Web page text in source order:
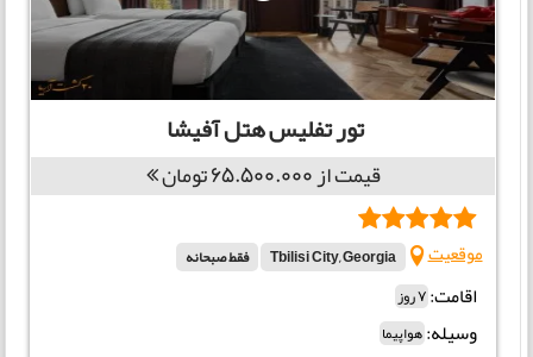
تور تفلیس هتل آفیشا
قیمت از 65.500.000 تومان
موقعیت Tbilisi City, Georgia فقط صبحانه
اقامت:7 روز
وسیله:هواپیما